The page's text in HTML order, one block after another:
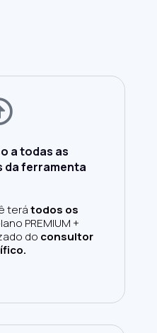
a todas as
da ferramenta
terátodos os
PREMIUM +
do consultor